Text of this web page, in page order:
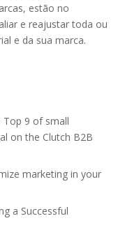
estão no
e reajustar toda ou
e da sua marca.
Top 9 of small
on the Clutch B2B
marketing in your
a Successful